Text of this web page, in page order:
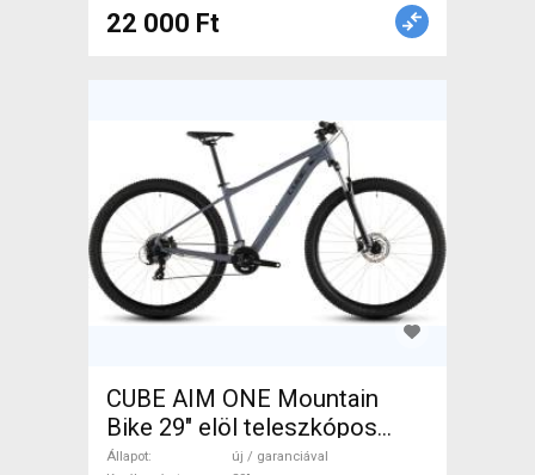
22 000 Ft
CUBE AIM ONE Mountain
Bike 29" elöl teleszkópos
Shimano Alivio új /
Állapot
új / garanciával